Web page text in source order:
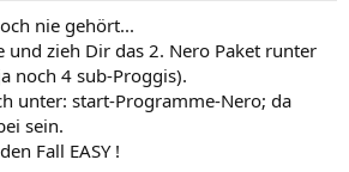
nie gehört...
und zieh Dir das 2. Nero Paket runter
noch 4 sub-Proggis).
unter: start-Programme-Nero; da
sein.
Fall EASY !